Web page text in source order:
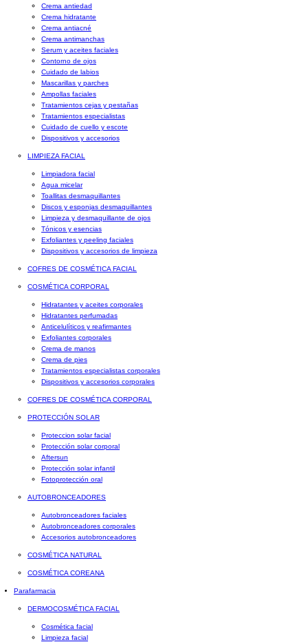
Crema antiedad
Crema hidratante
Crema antiacné
Crema antimanchas
Serum y aceites faciales
Contorno de ojos
Cuidado de labios
Mascarillas y parches
Ampollas faciales
Tratamientos cejas y pestañas
Tratamientos especialistas
Cuidado de cuello y escote
Dispositivos y accesorios
LIMPIEZA FACIAL
Limpiadora facial
Agua micelar
Toallitas desmaquillantes
Discos y esponjas desmaquillantes
Limpieza y desmaquillante de ojos
Tónicos y esencias
Exfoliantes y peeling faciales
Dispositivos y accesorios de limpieza
COFRES DE COSMÉTICA FACIAL
COSMÉTICA CORPORAL
Hidratantes y aceites corporales
Hidratantes perfumadas
Anticelulíticos y reafirmantes
Exfoliantes corporales
Crema de manos
Crema de pies
Tratamientos especialistas corporales
Dispositivos y accesorios corporales
COFRES DE COSMÉTICA CORPORAL
PROTECCIÓN SOLAR
Proteccion solar facial
Protección solar corporal
Aftersun
Protección solar infantil
Fotoprotección oral
AUTOBRONCEADORES
Autobronceadores faciales
Autobronceadores corporales
Accesorios autobronceadores
COSMÉTICA NATURAL
COSMÉTICA COREANA
Parafarmacia
DERMOCOSMÉTICA FACIAL
Cosmética facial
Limpieza facial